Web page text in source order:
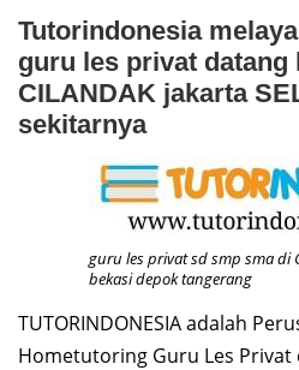
Tutorindonesia
guru les privat datang
CILANDAK jakarta
sekitarnya
guru les privat sd smp sma di
bekasi depok tangerang
TUTORINDONESIA adalah
Hometutoring Guru Les